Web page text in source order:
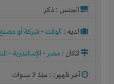
الجنس : ذكر
لديـه : الوقت - شركة أو
المكان : مصر- الإسكندرية -
آخر ظهور: : منذ 2 سنوات